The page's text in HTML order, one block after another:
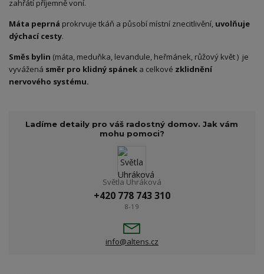
zahřátí příjemně voní.
Máta peprná prokrvuje tkáň a působí místní znecitlivění, uvolňuje
dýchací cesty.
Směs bylin (máta, meduňka, levandule, heřmánek, růžový květ ) je
vyvážená směr pro klidný spánek a celkové zklidnění
nervového systému.
Ladíme detaily pro váš radostný domov. Jak vám
mohu pomoci?
Světla Uhráková
+420 778 743 310
8-19
info@altens.cz